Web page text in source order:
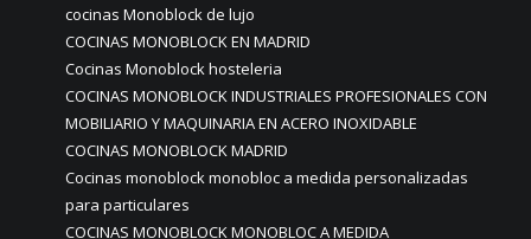
cocinas Monoblock de lujo
COCINAS MONOBLOCK EN MADRID
Cocinas Monoblock hosteleria
COCINAS MONOBLOCK INDUSTRIALES PROFESIONALES CON
MOBILIARIO Y MAQUINARIA EN ACERO INOXIDABLE
COCINAS MONOBLOCK MADRID
Cocinas monoblock monobloc a medida personalizadas
para particulares
COCINAS MONOBLOCK MONOBLOC A MEDIDA